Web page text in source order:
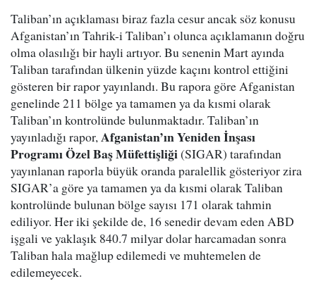
Taliban’ın açıklaması biraz fazla cesur ancak söz konusu
Afganistan’ın Tahrik-i Taliban’ı olunca açıklamanın doğru
olma olasılığı bir hayli artıyor. Bu senenin Mart ayında
Taliban tarafından ülkenin yüzde kaçını kontrol ettiğini
gösteren bir rapor yayınlandı. Bu rapora göre Afganistan
genelinde 211 bölge ya tamamen ya da kısmi olarak
Taliban’ın kontrolünde bulunmaktadır. Taliban’ın
yayınladığı rapor,Afganistan’ın Yeniden İnşası
Programı Özel Baş Müfettişliği(SIGAR) tarafından
yayınlanan raporla büyük oranda paralellik gösteriyor zira
SIGAR’a göre ya tamamen ya da kısmi olarak Taliban
kontrolünde bulunan bölge sayısı 171 olarak tahmin
ediliyor. Her iki şekilde de, 16 senedir devam eden ABD
işgali ve yaklaşık 840.7 milyar dolar harcamadan sonra
Taliban hala mağlup edilemedi ve muhtemelen de
edilemeyecek.